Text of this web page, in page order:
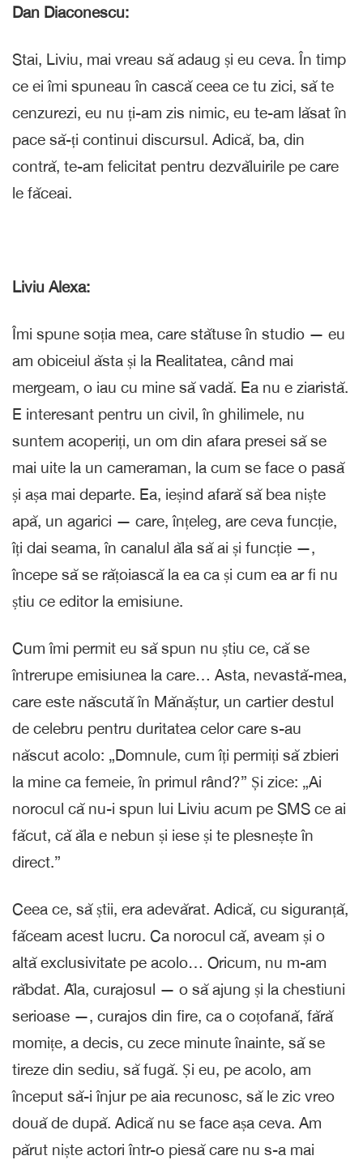
Dan Diaconescu:
Stai, Liviu, mai vreau să adaug și eu ceva. În timp
ce ei îmi spuneau în cască ceea ce tu zici, să te
cenzurezi, eu nu ți-am zis nimic, eu te-am lăsat în
pace să-ți continui discursul. Adică, ba, din
contră, te-am felicitat pentru dezvăluirile pe care
le făceai.
Liviu Alexa:
Îmi spune soția mea, care stătuse în studio — eu
am obiceiul ăsta și la Realitatea, când mai
mergeam, o iau cu mine să vadă. Ea nu e ziaristă.
E interesant pentru un civil, în ghilimele, nu
suntem acoperiți, un om din afara presei să se
mai uite la un cameraman, la cum se face o pasă
și așa mai departe. Ea, ieșind afară să bea niște
apă, un agarici — care, înțeleg, are ceva funcție,
îți dai seama, în canalul ăla să ai și funcție —,
începe să se rățoiască la ea ca și cum ea ar fi nu
știu ce editor la emisiune.
Cum îmi permit eu să spun nu știu ce, că se
întrerupe emisiunea la care… Asta, nevastă-mea,
care este născută în Mănăștur, un cartier destul
de celebru pentru duritatea celor care s-au
născut acolo: „Domnule, cum îți permiți să zbieri
la mine ca femeie, în primul rând?” Și zice: „Ai
norocul că nu-i spun lui Liviu acum pe SMS ce ai
făcut, că ăla e nebun și iese și te plesnește în
direct.”
Ceea ce, să știi, era adevărat. Adică, cu siguranță,
făceam acest lucru. Ca norocul că, aveam și o
altă exclusivitate pe acolo… Oricum, nu m-am
răbdat. Ăla, curajosul — o să ajung și la chestiuni
serioase —, curajos din fire, ca o coțofană, fără
momițe, a decis, cu zece minute înainte, să se
tireze din sediu, să fugă. Și eu, pe acolo, am
început să-i înjur pe aia recunosc, să le zic vreo
două de după. Adică nu se face așa ceva. Am
părut niște actori într-o piesă care nu s-a mai